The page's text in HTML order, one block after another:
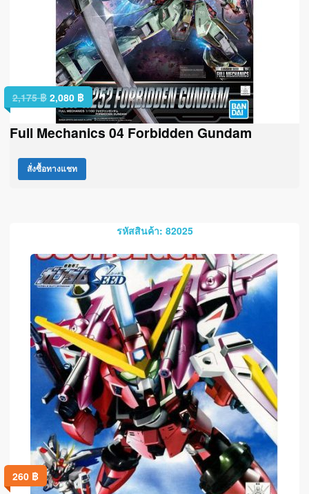
2,175฿ 2,080 ฿
Full Mechanics 04 Forbidden Gundam
สั่งซื้อทางแชท
รหัสสินค้า: 82025
260 ฿